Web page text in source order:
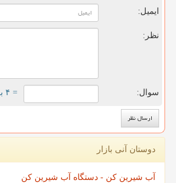
ایمیل:
نظر:
سوال: = ۴ بعلاوه ۲
دوستان آنی بازار
آب شیرین کن - دستگاه آب شیرین کن